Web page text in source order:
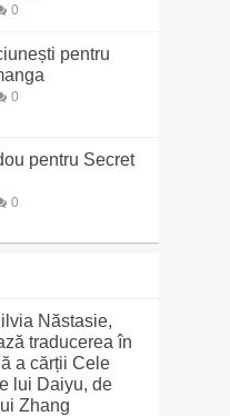
0
pentru
0
pentru Secret
0
Năstasie,
traducerea în
a cărții Cele
lui Daiyu, de
Zhang